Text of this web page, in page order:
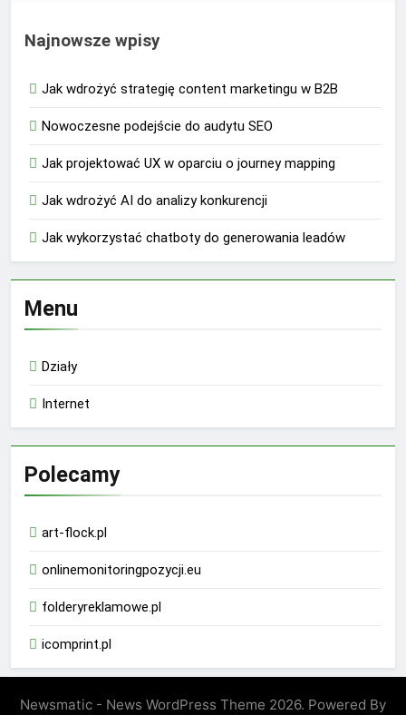
Najnowsze wpisy
Jak wdrożyć strategię content marketingu w B2B
Nowoczesne podejście do audytu SEO
Jak projektować UX w oparciu o journey mapping
Jak wdrożyć AI do analizy konkurencji
Jak wykorzystać chatboty do generowania leadów
Menu
Działy
Internet
Polecamy
art-flock.pl
onlinemonitoringpozycji.eu
folderyreklamowe.pl
icomprint.pl
Newsmatic - News WordPress Theme 2026. Powered By